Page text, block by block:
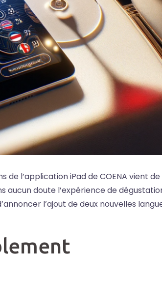
de l’application iPad de COENA vient de
aucun doute l’expérience de
l’ajout de deux nouvelles